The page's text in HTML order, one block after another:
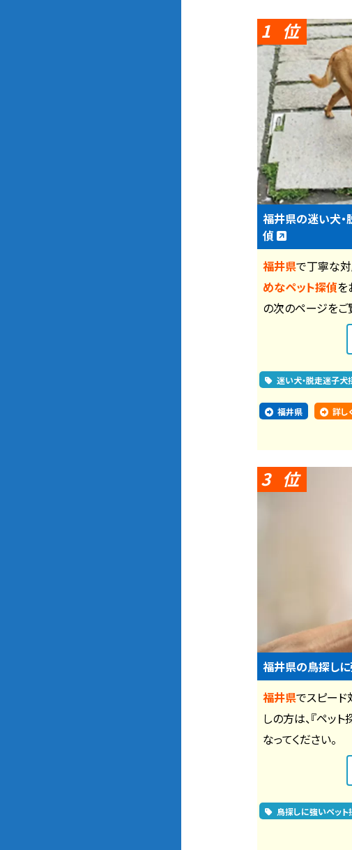
1
福井県の迷い犬
偵
福井県で丁寧な
めなペット探偵を
の次のページをご
迷い犬・脱走迷子犬
福井県 詳し
3
福井県の鳥探し
福井県でスピード
しの方は、『ペッ
なってください。
鳥探しに強いペット